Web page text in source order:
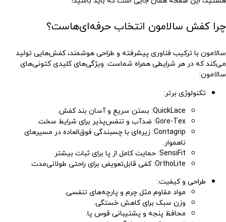
چرا کفش سالامون انتخاب حرفه‌ای‌هاست؟
سالامون با ترکیب فناوری پیشرفته و طراحی هوشمند، کفش‌هایی تولید
می‌کند که در هر شرایطی همراه شماست. ویژگی‌های کلیدی کتونی‌های
سالامون:
تکنولوژی برتر:
QuickLace: بستن سریع و آسان بند کفش.
Gore-Tex: ضدآب و تنفس‌پذیر برای شرایط سخت.
Contagrip: زیره‌ای با چسبندگی فوق‌العاده در مسیرهای
ناهموار.
SensiFit: حمایت کامل از پا برای ثبات بیشتر.
OrthoLite: کفی قابل‌تعویض برای راحتی طولانی‌مدت
طراحی و کیفیت:
مواد مقاوم مثل چرم و پارچه‌های تنفسی.
وزن سبک برای کاهش خستگی.
محافظ پنجه و پشتیبانی قوس پا.